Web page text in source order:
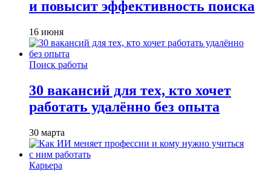
и повысит эффективность поиска
16 июня
Поиск работы
30 вакансий для тех, кто хочет
работать удалённо без опыта
30 марта
Карьера